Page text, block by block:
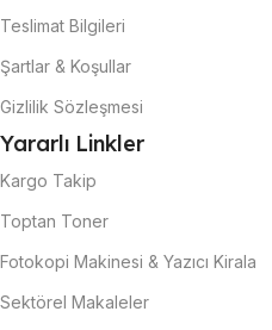
Teslimat Bilgileri
Şartlar & Koşullar
Gizlilik Sözleşmesi
Yararlı Linkler
Kargo Takip
Toptan Toner
Fotokopi Makinesi & Yazıcı Kirala
Sektörel Makaleler